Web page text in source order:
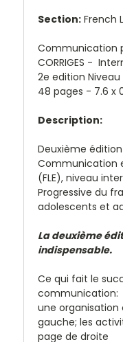
Section: French
Communication
CORRIGES -
2e edition
48 pages - 7.6 x
Description:
Deuxième
Communication
(FLE), niveau
Progressive du
adolescents et
La deuxième
indispensable.
Ce qui fait le
communication:
une organisation
gauche; les
page de droite